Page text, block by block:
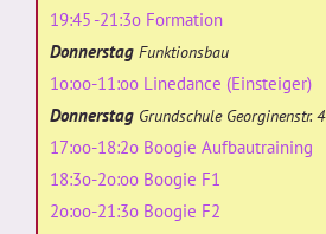
19:45 -21:3o Formation
Donnerstag Funktionsbau
1o:oo-11:oo Linedance (Einsteiger)
Donnerstag Grundschule Georginenstr. 4
17:oo-18:2o Boogie Aufbautraining
18:3o-2o:oo Boogie F1
2o:oo-21:3o Boogie F2